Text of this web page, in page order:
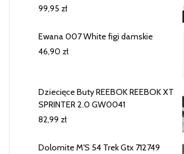
99,95 zł
Ewana 007 White figi damskie
46,90 zł
Dziecięce Buty REEBOK REEBOK XT
SPRINTER 2.0 GW0041
82,99 zł
Dolomite M'S 54 Trek Gtx 712749